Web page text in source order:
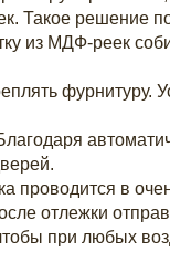
Такое решение
из МДФ-реек
фурнитуру.
проводится в
отлежки
при любых